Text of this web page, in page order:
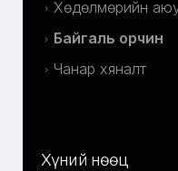
Хөдөлмөрийн
Байгаль орчин
Чанар хяналт
Хүний нөөц